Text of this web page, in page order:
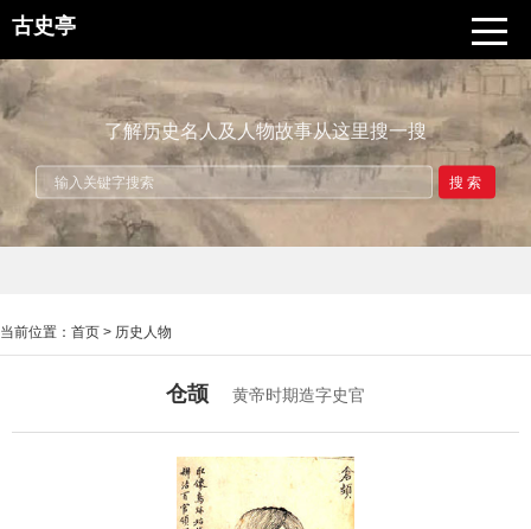
古史亭
了解历史名人及人物故事从这里搜一搜
搜索
当前位置： 首页 > 历史人物
仓颉 黄帝时期造字史官